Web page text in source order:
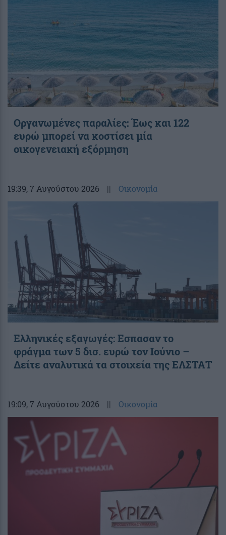
Οργανωμένες παραλίες: Έως και 122
ευρώ μπορεί να κοστίσει μία
οικογενειακή εξόρμηση
19:39, 7 Αυγούστου 2026 || Οικονομία
Ελληνικές εξαγωγές: Εσπασαν το
φράγμα των 5 δισ. ευρώ τον Ιούνιο –
Δείτε αναλυτικά τα στοιχεία της ΕΛΣΤΑΤ
19:09, 7 Αυγούστου 2026 || Οικονομία